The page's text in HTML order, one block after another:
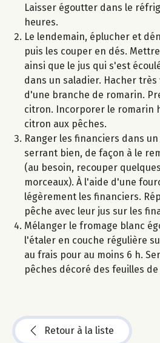
Laisser égoutter dans le
heures.
Le lendemain, éplucher et
puis les couper en dés.
ainsi que le jus qui s'est
dans un saladier. Hacher
d'une branche de romarin.
citron. Incorporer le romarin
citron aux pêches.
Ranger les financiers dans
serrant bien, de façon à le
(au besoin, recouper
morceaux). À l'aide d'une
légèrement les financiers.
pêche avec leur jus sur les
Mélanger le fromage blanc
l'étaler en couche régulière
au frais pour au moins 6 h.
pêches décoré des feuilles
Retour à la liste